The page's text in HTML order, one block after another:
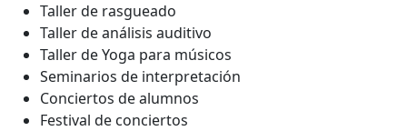
Taller de rasgueado
Taller de análisis auditivo
Taller de Yoga para músicos
Seminarios de interpretación
Conciertos de alumnos
Festival de conciertos